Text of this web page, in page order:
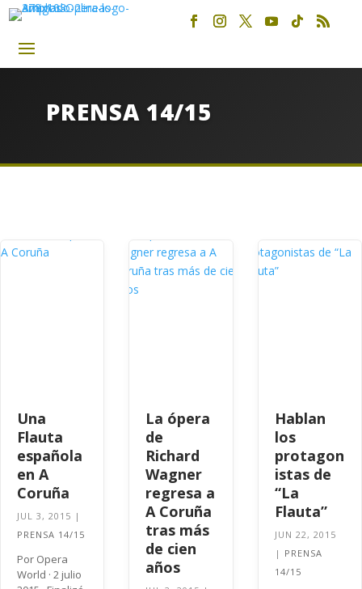
PRENSA 14/15
Una
Flauta
española
en A
Coruña
JUL 3, 2015 |
PRENSA 14/15
Por Opera
World · 2 julio
La ópera
de
Richard
Wagner
regresa a
A Coruña
tras más
de cien
años
Hablan
los
protagon
istas de
“La
Flauta”
JUN 22, 2015
| PRENSA
14/15